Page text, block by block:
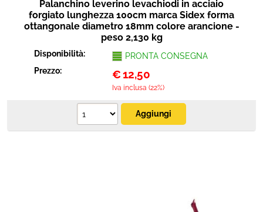
Palanchino leverino levachiodi in acciaio
forgiato lunghezza 100cm marca Sidex forma
ottangonale diametro 18mm colore arancione -
peso 2,130 kg
Disponibilità:
PRONTA CONSEGNA
Prezzo:
€12,50
Iva inclusa (22%)